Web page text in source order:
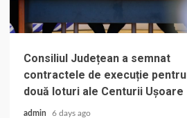
Consiliul Județean a semnat
contractele de execuție pentru
două loturi ale Centurii Ușoare
admin 6 days ago